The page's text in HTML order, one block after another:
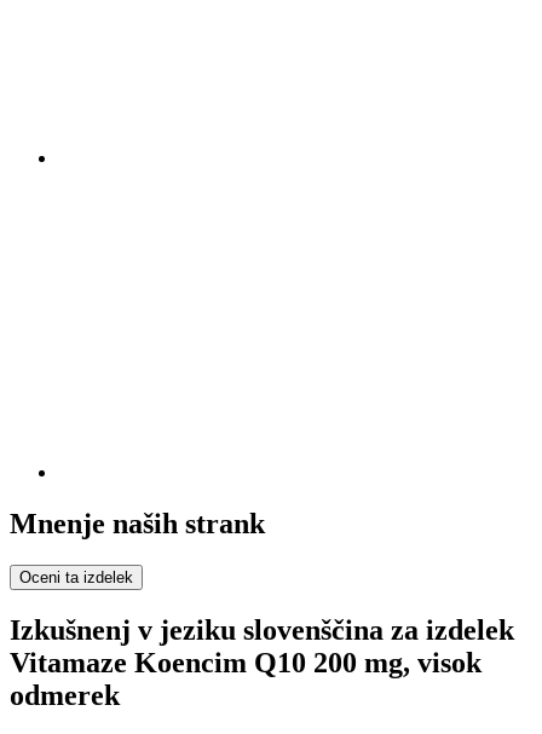
Mnenje naših strank
Oceni ta izdelek
Izkušnenj v jeziku slovenščina za izdelek
Vitamaze Koencim Q10 200 mg, visok
odmerek